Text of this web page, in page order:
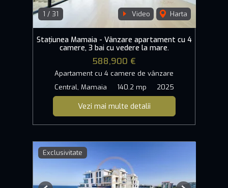
1 / 31 Video Harta
Stațiunea Mamaia - Vânzare apartament cu 4
camere, 3 bai cu vedere la mare.
588,900 €
Apartament cu 4 camere de vânzare
Central, Mamaia
140.2 mp 2025
Vezi mai multe detalii
Exclusivitate